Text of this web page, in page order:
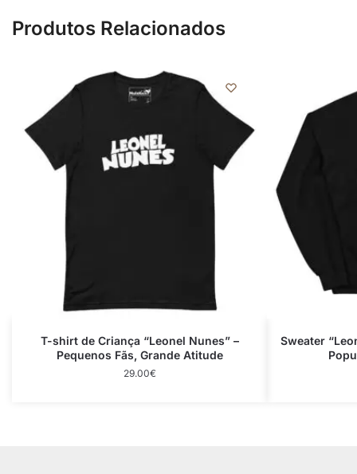
Produtos Relacionados
T-shirt de Criança “Leonel Nunes” –
Pequenos Fãs, Grande Atitude
29.00€
Sweater